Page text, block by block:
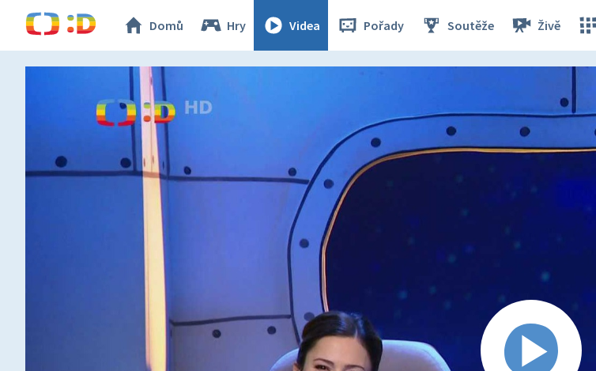
Domů Hry Videa Pořady Soutěže Živě